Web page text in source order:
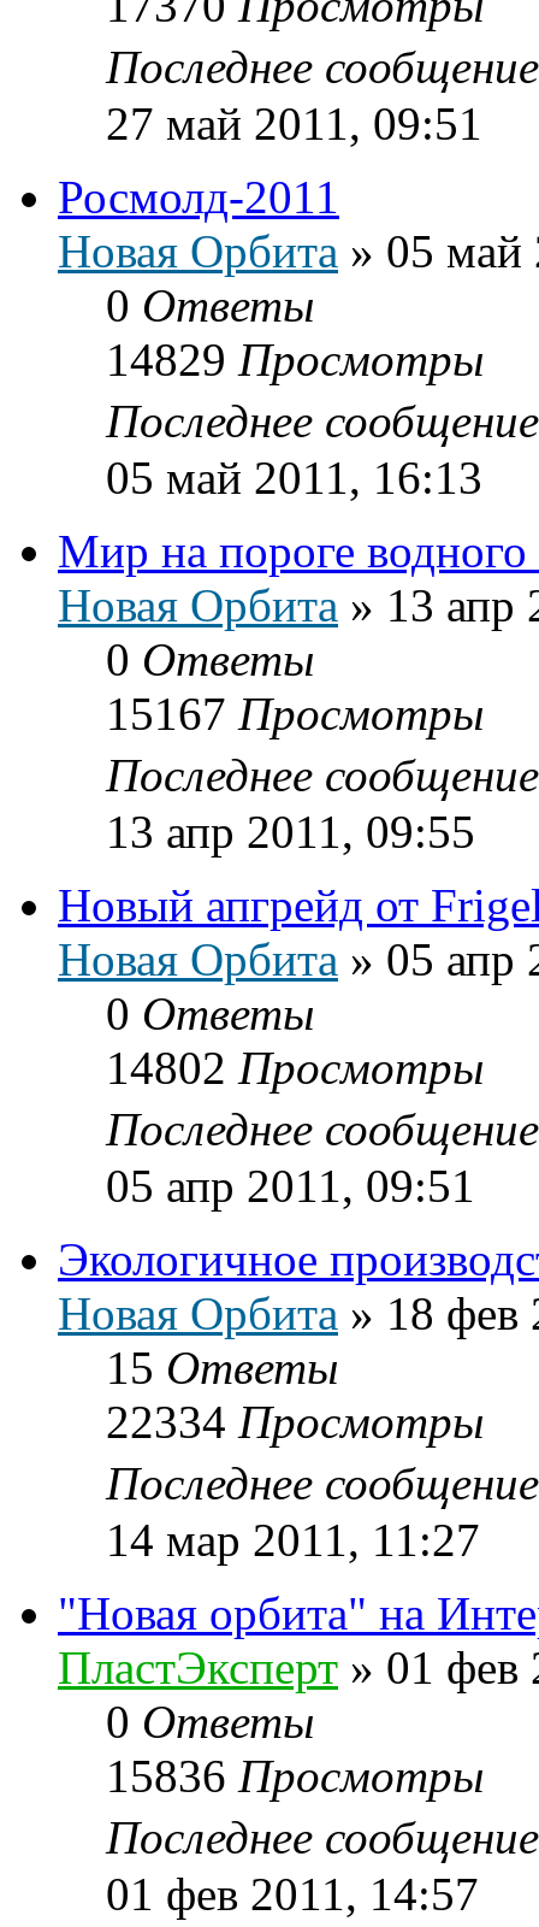
Последнее
27 май 2011, 09:51
Росмолд-2011
Новая Орбита » 05 май
0 Ответы
14829 Просмотры
Последнее
05 май 2011, 16:13
Мир на пороге водного
Новая Орбита » 13 апр
0 Ответы
15167 Просмотры
Последнее
13 апр 2011, 09:55
Новый апгрейд от
Новая Орбита » 05 апр
0 Ответы
14802 Просмотры
Последнее
05 апр 2011, 09:51
Экологичное
Новая Орбита » 18 фев
15 Ответы
22334 Просмотры
Последнее
14 мар 2011, 11:27
"Новая орбита" на
ПластЭксперт » 01 фев
0 Ответы
15836 Просмотры
Последнее
01 фев 2011, 14:57